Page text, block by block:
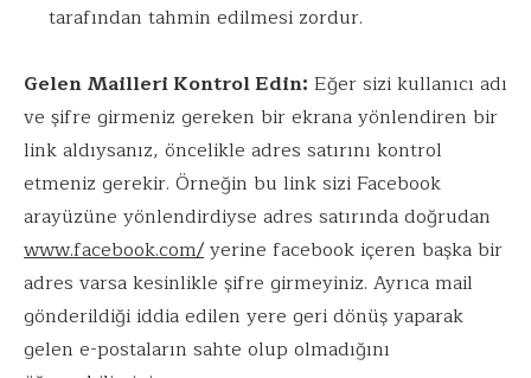
tarafından tahmin edilmesi zordur.
Gelen Mailleri Kontrol Edin: Eğer sizi kullanıcı adı
ve şifre girmeniz gereken bir ekrana yönlendiren bir
link aldıysanız, öncelikle adres satırını kontrol
etmeniz gerekir. Örneğin bu link sizi Facebook
arayüzüne yönlendirdiyse adres satırında doğrudan
www.facebook.com/yerine facebook içeren başka bir
adres varsa kesinlikle şifre girmeyiniz. Ayrıca mail
gönderildiği iddia edilen yere geri dönüş yaparak
gelen e-postaların sahte olup olmadığını